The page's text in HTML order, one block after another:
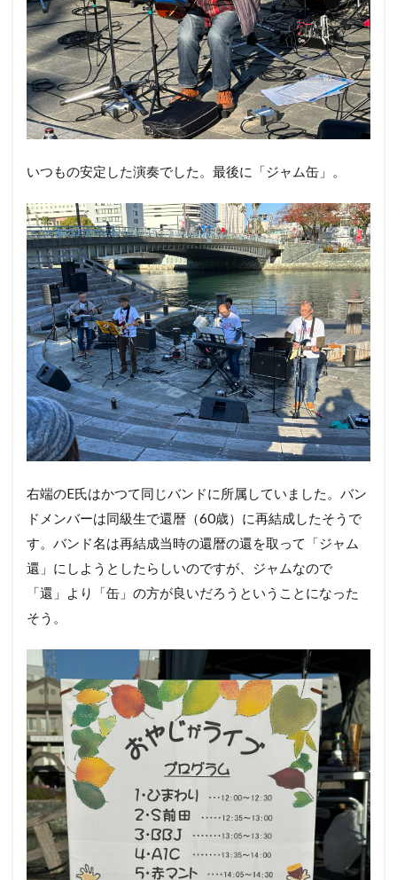
いつもの安定した演奏でした。最後に「ジャム缶」。
右端のE氏はかつて同じバンドに所属していました。バン
ドメンバーは同級生で還暦（60歳）に再結成したそうで
す。バンド名は再結成当時の還暦の還を取って「ジャム
還」にしようとしたらしいのですが、ジャムなので
「還」より「缶」の方が良いだろうということになった
そう。